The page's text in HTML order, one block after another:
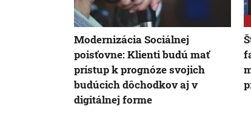
Modernizácia Sociálnej
poisťovne: Klienti budú mať
prístup k prognóze svojich
budúcich dôchodkov aj v
digitálnej forme